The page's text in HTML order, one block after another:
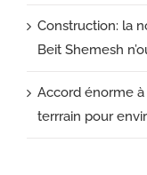
Construction: la
Beit Shemesh
Accord énorme à
terrrain pour